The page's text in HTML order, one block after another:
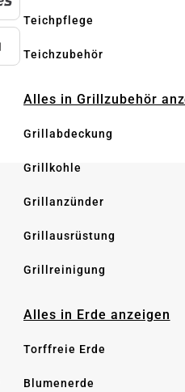
Teichpflege
Teichzubehör
Alles in Grillzubehör
Grillabdeckung
Grillkohle
Grillanzünder
Grillausrüstung
Grillreinigung
Alles in Erde anzeigen
Torffreie Erde
Blumenerde